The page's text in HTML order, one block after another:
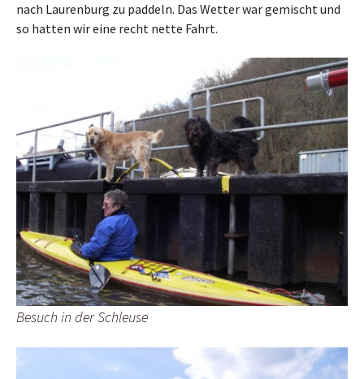
nach Laurenburg zu paddeln. Das Wetter war gemischt und
so hatten wir eine recht nette Fahrt.
Besuch in der Schleuse